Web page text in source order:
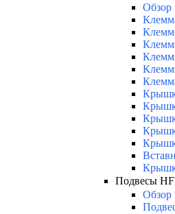
Обзор
Подвесы
Обзор